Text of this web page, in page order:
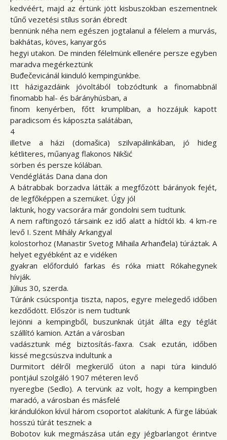
kedvéért, majd az értünk jött kisbuszokban eszementnek
tűnő vezetési stílus során ébredt
bennünk néha nem egészen jogtalanul a félelem a murvás,
bakhátas, köves, kanyargós
hegyi utakon. De minden félelmünk ellenére persze egyben
maradva megérkeztünk
Buđečevicánál kiinduló kempingünkbe.
Itt házigazdáink jóvoltából tobzódtunk a finomabbnál
finomabb hal- és bárányhúsban, a
finom kenyérben, főtt krumpliban, a hozzájuk kapott
paradicsom és káposzta salátában,
4
illetve a házi (domašica) szilvapálinkában, jó hideg
kétliteres, műanyag flakonos Nikšić
sörben és persze kólában.
Vendéglátás Dana dana don
A bátrabbak borzadva látták a megfőzött bárányok fejét,
de legfőképpen a szemüket. Úgy jól
laktunk, hogy vacsorára már gondolni sem tudtunk.
A nem raftingozó társaink ez idő alatt a hídtól kb. 4 km-re
levő I. Szent Mihály Arkangyal
kolostorhoz (Manastir Svetog Mihaila Arhanđela) túráztak. A
helyet egyébként az e vidéken
gyakran előforduló farkas és róka miatt Rókahegynek
hívják.
Július 30, szerda.
Túránk csúcspontja tiszta, napos, egyre melegedő időben
kezdődött. Először is nem tudtunk
lejönni a kempingből, buszunknak útját állta egy téglát
szállító kamion. Aztán a városban
vadásztunk még biztosítás-faxra. Csak ezután, időben
kissé megcsúszva indultunk a
Durmitort délről megkerülő úton a napi túra kiinduló
pontjául szolgáló 1907 méteren levő
nyeregbe (Sedlo). A tervünk az volt, hogy a kempingben
maradó, a városban és másfelé
kirándulókon kívül három csoportot alakítunk. A fürge lábúak
hosszú túrát tesznek: a
Bobotov kuk megmászása után egy jégbarlangot érintve